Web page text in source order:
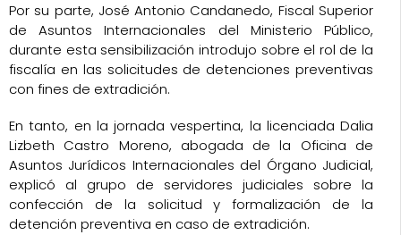
Por su parte, José Antonio Candanedo, Fiscal Superior
de Asuntos Internacionales del Ministerio Público,
durante esta sensibilización introdujo sobre el rol de la
fiscalía en las solicitudes de detenciones preventivas
con fines de extradición.
En tanto, en la jornada vespertina, la licenciada Dalia
Lizbeth Castro Moreno, abogada de la Oficina de
Asuntos Jurídicos Internacionales del Órgano Judicial,
explicó al grupo de servidores judiciales sobre la
confección de la solicitud y formalización de la
detención preventiva en caso de extradición.